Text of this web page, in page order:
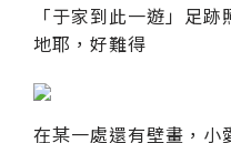
「于家到此一遊」足
地耶，好難得
在某一處還有壁畫，小